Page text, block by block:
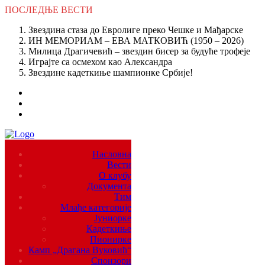
ПОСЛЕДЊЕ ВЕСТИ
Звездина стаза до Евролиге преко Чешке и Мађарске
ИН МЕМОРИАМ – ЕВА МАТКОВИЋ (1950 – 2026)
Милица Драгичевић – звездин бисер за будуће трофеје
Играјте са осмехом као Александра
Звездине кадеткиње шампионке Србије!
Насловна
Вести
О клубу
Документа
Тим
Млађе категорије
Јуниорке
Кадеткиње
Пионирке
Камп „Драгана Вуковић“
Спонзори